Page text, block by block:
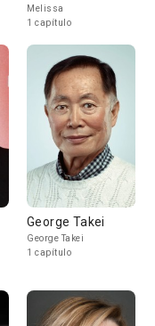
Melissa
1 capítulo
George Takei
George Takei
1 capítulo